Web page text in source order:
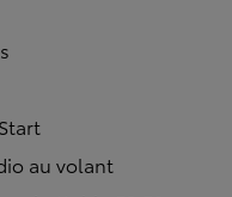
au volant